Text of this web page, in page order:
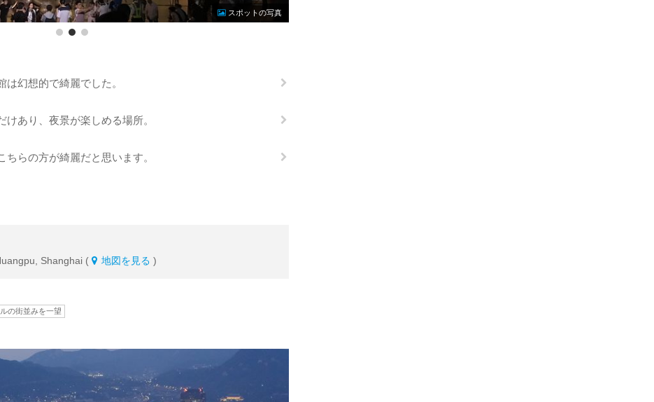
スポットの写真
幻想的で綺麗でした。
けあり、夜景が楽しめる場所。
らの方が綺麗だと思います。
Shanghai ( 地図を見る )
の街並みを一望